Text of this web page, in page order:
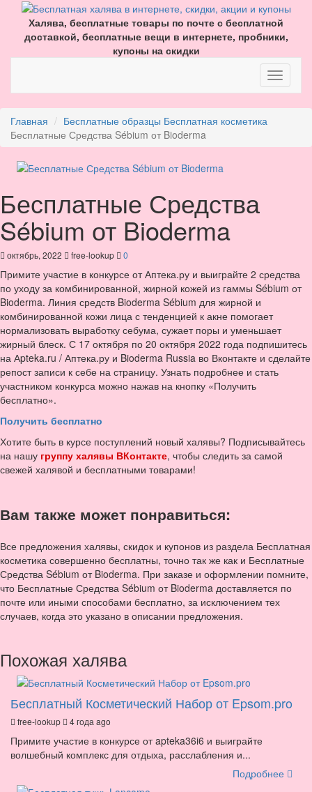
Халява, бесплатные товары по почте с бесплатной
доставкой, бесплатные вещи в интернете, пробники,
купоны на скидки
Главная Бесплатные образцы Бесплатная косметика
Бесплатные Средства Sébium от Bioderma
Бесплатные Средства
Sébium от Bioderma
октябрь, 2022 free-lookup 0
Примите участие в конкурсе от Аптека.ру и выиграйте 2 средства
по уходу за комбинированной, жирной кожей из гаммы Sébium от
Bioderma. Линия средств Bioderma Sébium для жирной и
комбинированной кожи лица с тенденцией к акне помогает
нормализовать выработку себума, сужает поры и уменьшает
жирный блеск. С 17 октября по 20 октября 2022 года подпишитесь
на Аpteka.ru / Аптека.ру и Bioderma Russia во Вконтакте и сделайте
репост записи к себе на страницу. Узнать подробнее и стать
участником конкурса можно нажав на кнопку «Получить
бесплатно».
Получить бесплатно
Хотите быть в курсе поступлений новый халявы? Подписывайтесь
на нашу группу халявы ВКонтакте, чтобы следить за самой
свежей халявой и бесплатными товарами!
Вам также может понравиться:
Все предложения халявы, скидок и купонов из раздела Бесплатная
косметика совершенно бесплатны, точно так же как и Бесплатные
Средства Sébium от Bioderma. При заказе и оформлении помните,
что Бесплатные Средства Sébium от Bioderma доставляется по
почте или иными способами бесплатно, за исключением тех
случаев, когда это указано в описании предложения.
Похожая халява
Бесплатный Косметический Набор от Epsom.pro
free-lookup 4 года ago
Примите участие в конкурсе от apteka36i6 и выиграйте
волшебный комплекс для отдыха, расслабления и...
Подробнее